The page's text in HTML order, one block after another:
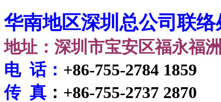
华南地区深圳总公司联络
地址：深圳市宝安区福永福
电 话： +86-755-2784 1859
传 真 ：+86-755-2737 2870